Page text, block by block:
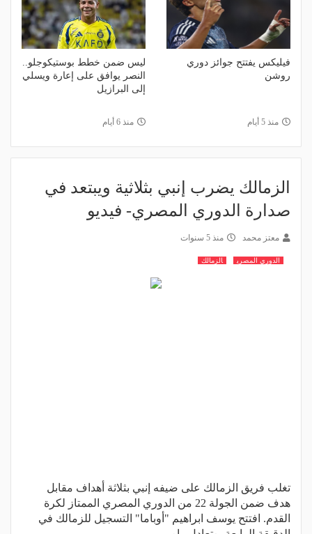
فيليكس يفتتح جوائز دوري
روشن
منذ 5 أيام
ليس ضمن خطط بوستيكوجلو..
النصر يوافق على إعارة ويسلي
إلى البرازيل
منذ 6 أيام
الزمالك يضرب إنبي بثلاثية ويبتعد في
صدارة الدوري المصري- فيديو
معتز محمد منذ 5 سنوات
الدوري المصري الزمالك
تغلب فريق الزمالك على ضيفه إنبي بثلاثة أهداف مقابل
هدف ضمن الجولة 22 من الدوري المصري الممتاز لكرة
القدم. افتتح يوسف ابراهيم "أوباما" التسجيل للزمالك في